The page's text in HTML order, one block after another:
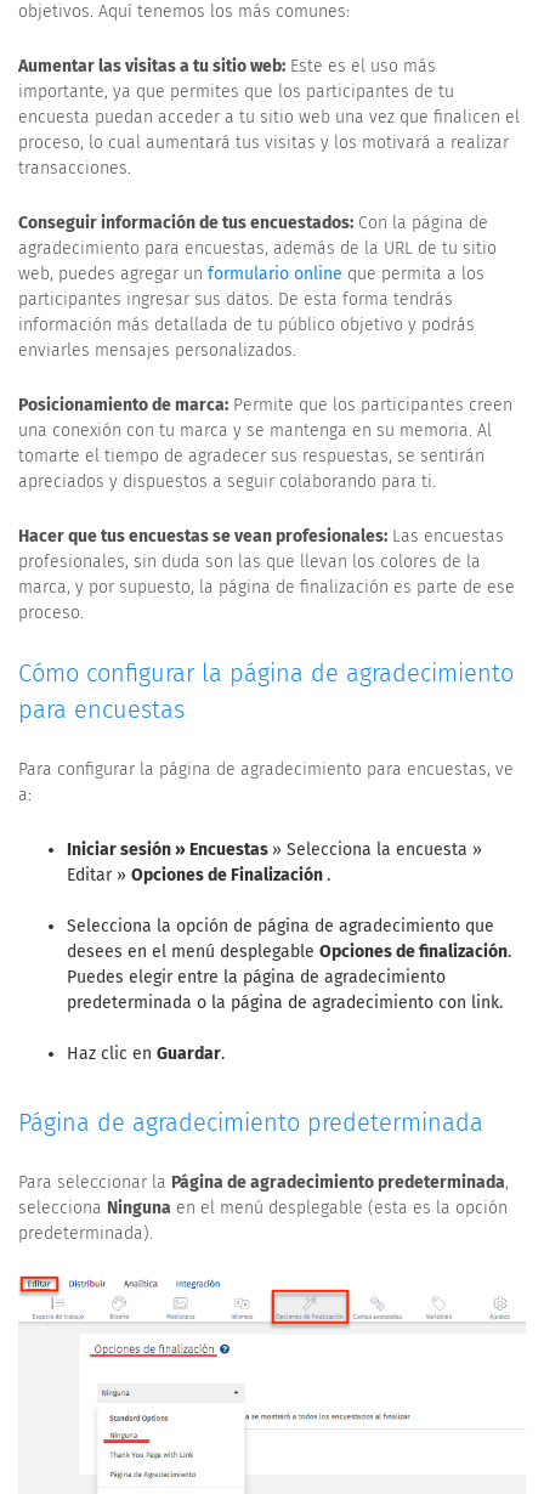
objetivos. Aquí tenemos los más comunes:
Aumentar las visitas a tu sitio web: Este es el uso más
importante, ya que permites que los participantes de tu
encuesta puedan acceder a tu sitio web una vez que finalicen el
proceso, lo cual aumentará tus visitas y los motivará a realizar
transacciones.
Conseguir información de tus encuestados: Con la página de
agradecimiento para encuestas, además de la URL de tu sitio
web, puedes agregar un formulario online que permita a los
participantes ingresar sus datos. De esta forma tendrás
información más detallada de tu público objetivo y podrás
enviarles mensajes personalizados.
Posicionamiento de marca: Permite que los participantes creen
una conexión con tu marca y se mantenga en su memoria. Al
tomarte el tiempo de agradecer sus respuestas, se sentirán
apreciados y dispuestos a seguir colaborando para ti.
Hacer que tus encuestas se vean profesionales: Las encuestas
profesionales, sin duda son las que llevan los colores de la
marca, y por supuesto, la página de finalización es parte de ese
proceso.
Cómo configurar la página de agradecimiento
para encuestas
Para configurar la página de agradecimiento para encuestas, ve
a:
Iniciar sesión » Encuestas » Selecciona la encuesta »
Editar » Opciones de Finalización.
Selecciona la opción de página de agradecimiento que
desees en el menú desplegable Opciones de finalización.
Puedes elegir entre la página de agradecimiento
predeterminada o la página de agradecimiento con link.
Haz clic en Guardar.
Página de agradecimiento predeterminada
Para seleccionar la Página de agradecimiento predeterminada,
selecciona Ninguna en el menú desplegable (esta es la opción
predeterminada).